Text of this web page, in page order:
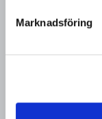
Marknadsföring
tillbaka till 1950-
grönsaker och
Mäster Grön är